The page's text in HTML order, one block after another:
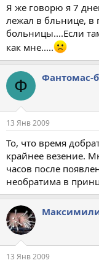
Я же говорю я 7
лежал в бльнице, в
больницы....Если
как мне.....
Ф Фантомас-
13 Янв 2009
То, что время
крайнее везение.
часов после
необратима в
13 Янв 2009